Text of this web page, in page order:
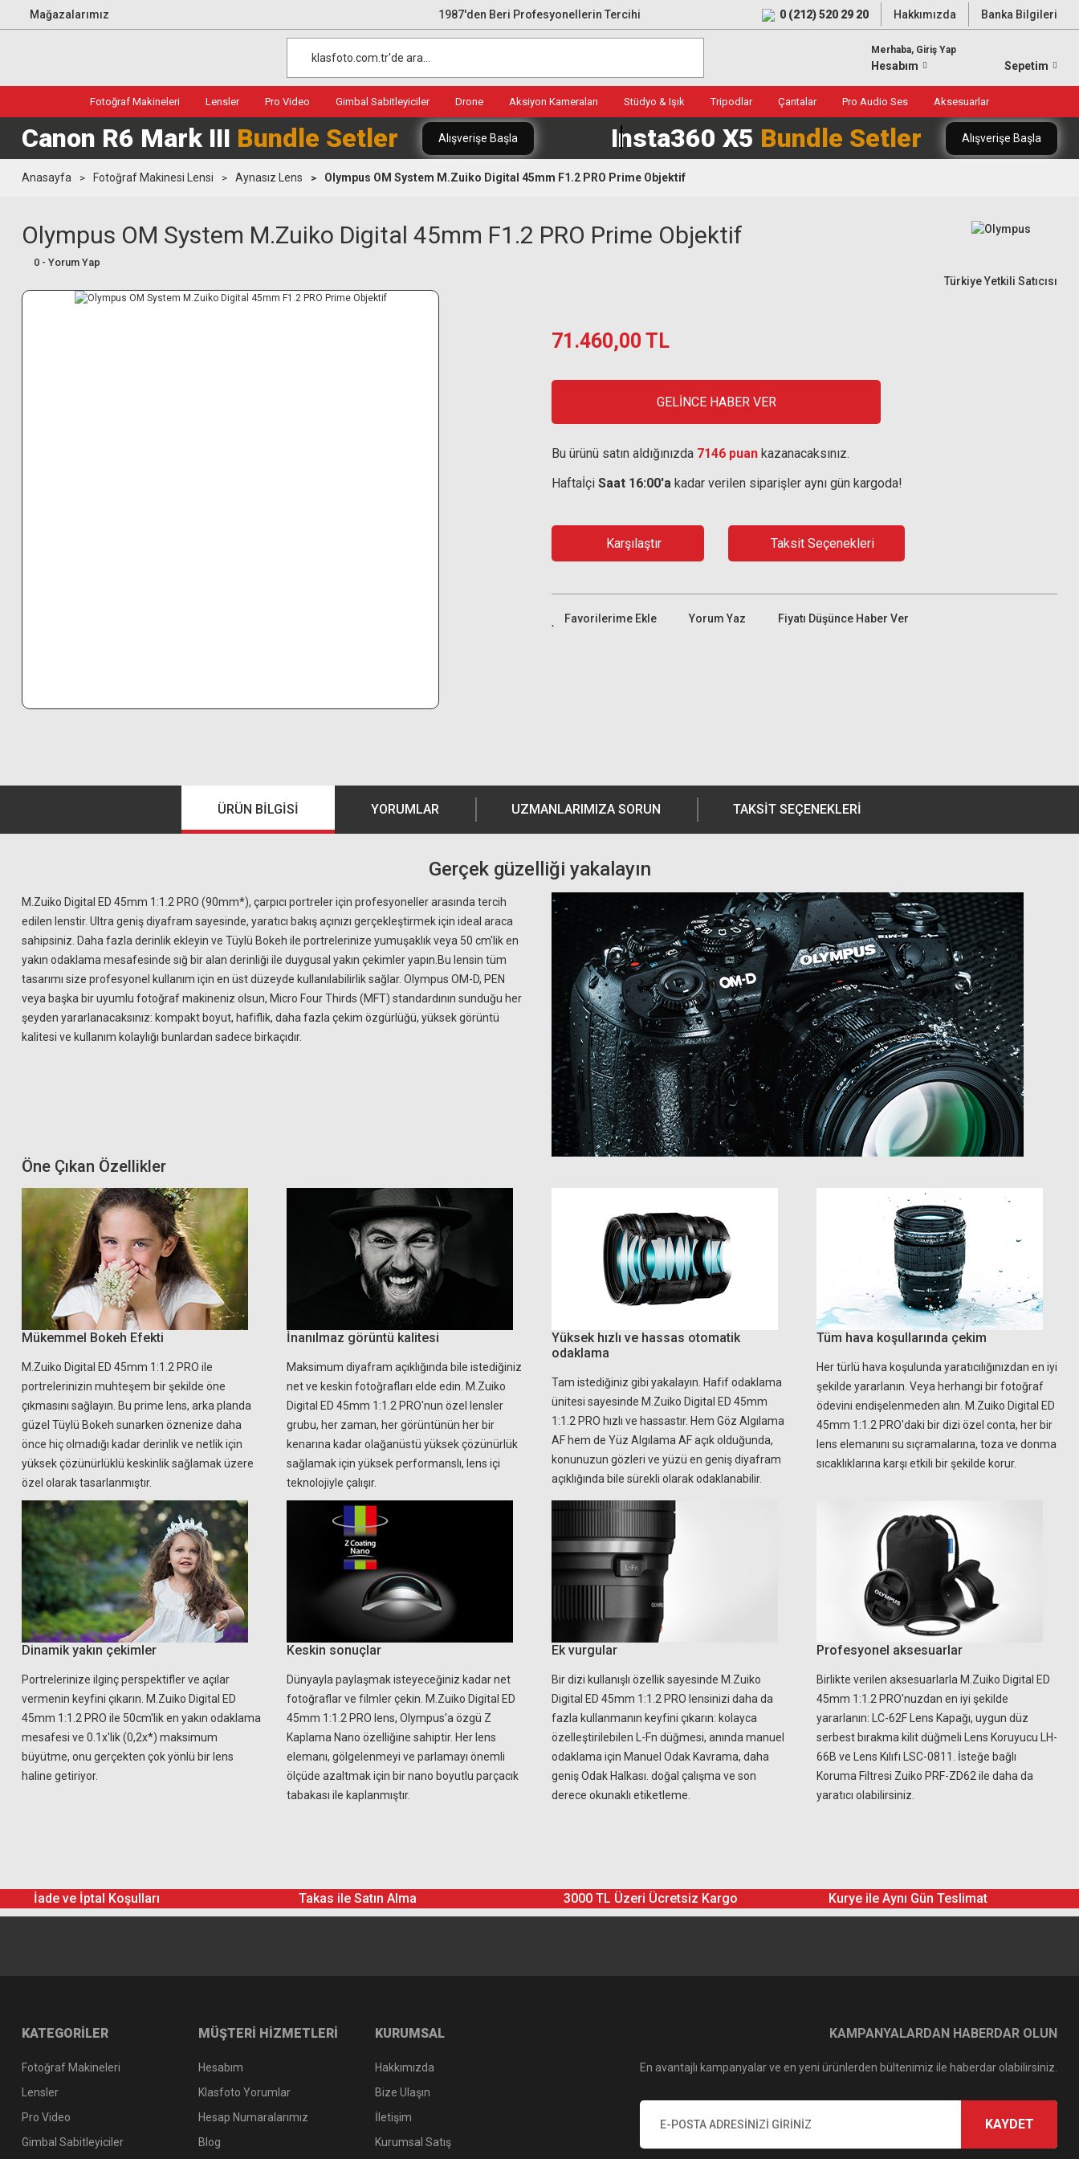
Mağazalarımız 1987'den Beri Profesyonellerin Tercihi 0 (212) 520 29 20 Hakkımızda Banka Bilgileri
Merhaba, Giriş Yap
Hesabım Sepetim
Fotoğraf Makineleri Lensler Pro Video Gimbal Sabitleyiciler Drone Aksiyon Kameraları Stüdyo & Işık Tripodlar Çantalar Pro Audio Ses Aksesuarlar
Canon R6 Mark III Bundle Setler Alışverişe Başla Insta360 X5 Bundle Setler Alışverişe Başla
Anasayfa Fotoğraf Makinesi Lensi Aynasız Lens Olympus OM System M.Zuiko Digital 45mm F1.2 PRO Prime Objektif
Olympus OM System M.Zuiko Digital 45mm F1.2 PRO Prime Objektif
0 - Yorum Yap
Türkiye Yetkili Satıcısı
71.460,00 TL
GELİNCE HABER VER
Bu ürünü satın aldığınızda 7146 puan kazanacaksınız.
Haftaİçi Saat 16:00'a kadar verilen siparişler aynı gün kargoda!
Karşılaştır Taksit Seçenekleri
Yorum Yaz Fiyatı Düşünce Haber Ver
ÜRÜN BILGISI YORUMLAR UZMANLARIMIZA SORUN TAKSIT SEÇENEKLERI
Gerçek güzelliği yakalayın
M.Zuiko Digital ED 45mm 1:1.2 PRO (90mm*), çarpıcı portreler için profesyoneller arasında tercih
edilen lenstir. Ultra geniş diyafram sayesinde, yaratıcı bakış açınızı gerçekleştirmek için ideal araca
sahipsiniz. Daha fazla derinlik ekleyin ve Tüylü Bokeh ile portrelerinize yumuşaklık veya 50 cm'lik en
yakın odaklama mesafesinde sığ bir alan derinliği ile duygusal yakın çekimler yapın.Bu lensin tüm
tasarımı size profesyonel kullanım için en üst düzeyde kullanılabilirlik sağlar. Olympus OM-D, PEN
veya başka bir uyumlu fotoğraf makineniz olsun, Micro Four Thirds (MFT) standardının sunduğu her
şeyden yararlanacaksınız: kompakt boyut, hafiflik, daha fazla çekim özgürlüğü, yüksek görüntü
kalitesi ve kullanım kolaylığı bunlardan sadece birkaçıdır.
Öne Çıkan Özellikler
Mükemmel Bokeh Efekti
M.Zuiko Digital ED 45mm 1:1.2 PRO ile
portrelerinizin muhteşem bir şekilde öne
çıkmasını sağlayın. Bu prime lens, arka planda
güzel Tüylü Bokeh sunarken öznenize daha
önce hiç olmadığı kadar derinlik ve netlik için
yüksek çözünürlüklü keskinlik sağlamak üzere
özel olarak tasarlanmıştır.
İnanılmaz görüntü kalitesi
Maksimum diyafram açıklığında bile istediğiniz
net ve keskin fotoğrafları elde edin. M.Zuiko
Digital ED 45mm 1:1.2 PRO'nun özel lensler
grubu, her zaman, her görüntünün her bir
kenarına kadar olağanüstü yüksek çözünürlük
sağlamak için yüksek performanslı, lens içi
teknolojiyle çalışır.
Yüksek hızlı ve hassas otomatik
odaklama
Tam istediğiniz gibi yakalayın. Hafif odaklama
ünitesi sayesinde M.Zuiko Digital ED 45mm
1:1.2 PRO hızlı ve hassastır. Hem Göz Algılama
AF hem de Yüz Algılama AF açık olduğunda,
konunuzun gözleri ve yüzü en geniş diyafram
açıklığında bile sürekli olarak odaklanabilir.
Tüm hava koşullarında çekim
Her türlü hava koşulunda yaratıcılığınızdan en iyi
şekilde yararlanın. Veya herhangi bir fotoğraf
ödevini endişelenmeden alın. M.Zuiko Digital ED
45mm 1:1.2 PRO'daki bir dizi özel conta, her bir
lens elemanını su sıçramalarına, toza ve donma
sıcaklıklarına karşı etkili bir şekilde korur.
Dinamik yakın çekimler
Portrelerinize ilginç perspektifler ve açılar
vermenin keyfini çıkarın. M.Zuiko Digital ED
45mm 1:1.2 PRO ile 50cm'lik en yakın odaklama
mesafesi ve 0.1x'lik (0,2x*) maksimum
büyütme, onu gerçekten çok yönlü bir lens
haline getiriyor.
Keskin sonuçlar
Dünyayla paylaşmak isteyeceğiniz kadar net
fotoğraflar ve filmler çekin. M.Zuiko Digital ED
45mm 1:1.2 PRO lens, Olympus'a özgü Z
Kaplama Nano özelliğine sahiptir. Her lens
elemanı, gölgelenmeyi ve parlamayı önemli
ölçüde azaltmak için bir nano boyutlu parçacık
tabakası ile kaplanmıştır.
Ek vurgular
Bir dizi kullanışlı özellik sayesinde M.Zuiko
Digital ED 45mm 1:1.2 PRO lensinizi daha da
fazla kullanmanın keyfini çıkarın: kolayca
özelleştirilebilen L-Fn düğmesi, anında manuel
odaklama için Manuel Odak Kavrama, daha
geniş Odak Halkası. doğal çalışma ve son
derece okunaklı etiketleme.
Profesyonel aksesuarlar
Birlikte verilen aksesuarlarla M.Zuiko Digital ED
45mm 1:1.2 PRO'nuzdan en iyi şekilde
yararlanın: LC-62F Lens Kapağı, uygun düz
serbest bırakma kilit düğmeli Lens Koruyucu LH-
66B ve Lens Kılıfı LSC-0811. İsteğe bağlı
Koruma Filtresi Zuiko PRF-ZD62 ile daha da
yaratıcı olabilirsiniz.
İade ve İptal Koşulları Takas ile Satın Alma 3000 TL Üzeri Ücretsiz Kargo Kurye ile Aynı Gün Teslimat
KATEGORİLER
Fotoğraf Makineleri
Lensler
Pro Video
Gimbal Sabitleyiciler
MÜŞTERİ HİZMETLERİ
Hesabım
Klasfoto Yorumlar
Hesap Numaralarımız
Blog
KURUMSAL
Hakkımızda
Bize Ulaşın
İletişim
Kurumsal Satış
KAMPANYALARDAN HABERDAR OLUN
En avantajlı kampanyalar ve en yeni ürünlerden bültenimiz ile haberdar olabilirsiniz.
KAYDET